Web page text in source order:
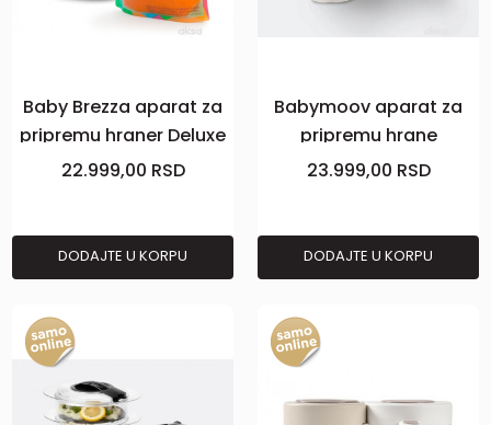
Baby Brezza aparat za
pripremu hraner Deluxe
22.999,00 RSD
DODAJTE U KORPU
Babymoov aparat za
pripremu hrane
Nutribaby Beige
23.999,00 RSD
DODAJTE U KORPU